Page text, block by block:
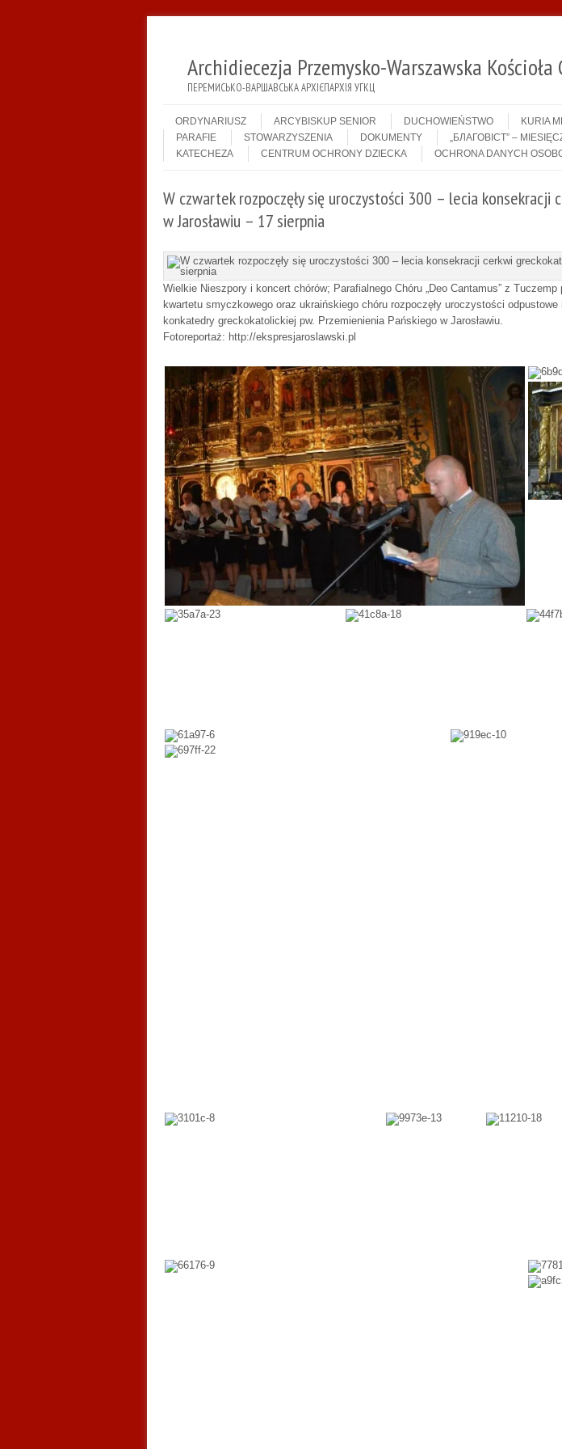
Archidiecezja Przemysko-Warszawska
ПЕРЕМИСЬКО-ВАРШАВСЬКА АРХІЄПАРХІЯ УГКЦ
Menu
ORDYNARIUSZ
ARCYBISKUP SENIOR DUCHOWIEŃSTWO KURIA
PARAFIE
STOWARZYSZENIA DOKUMENTY „БЛАГОВІСТ” –
KATECHEZA
CENTRUM OCHRONY DZIECKA OCHRONA DANYCH
W czwartek rozpoczęły się uroczystości 300 – lecia konsekracji
w Jarosławiu – 17 sierpnia
Wielkie Nieszpory i koncert chórów; Parafialnego Chóru „Deo Cantamus” z
kwartetu smyczkowego oraz ukraińskiego chóru rozpoczęły uroczystości
konkatedry greckokatolickiej pw. Przemienienia Pańskiego w Jarosławiu.
Fotoreportaż: http://ekspresjaroslawski.pl